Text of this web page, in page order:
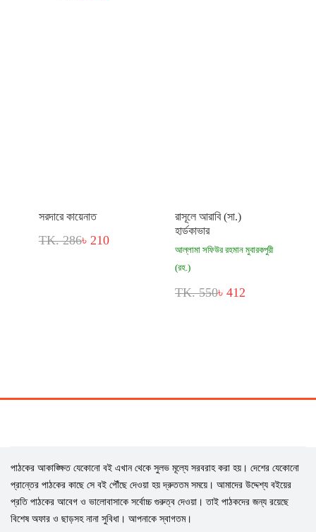
সরদারে কায়েনাত
TK. 286৳ 210
রাসূলে আরাবি (সা.)
হার্ডকাভার
আল্লামা সফিউর রহমান মুবারকপুরী
(রহ.)
TK. 550৳ 412
পাঠকের আকাঙ্ক্ষিত যেকোনো বই এখান থেকে সুলভ মূল্যে সরবরাহ করা হয়। দেশের যেকোনো
প্রান্তের পাঠকের কাছে সে বই পৌঁছে দেওয়া হয় দ্রুততম সময়ে। আমাদের উদ্দেশ্য বইয়ের
প্রতি পাঠকের আবেগ ও ভালোবাসাকে সর্বোচ্চ গুরুত্ব দেওয়া। তাই পাঠকদের জন্য রয়েছে
বিশেষ অফার ও ছাড়সহ নানা সুবিধা। আপনাকে স্বাগতম।